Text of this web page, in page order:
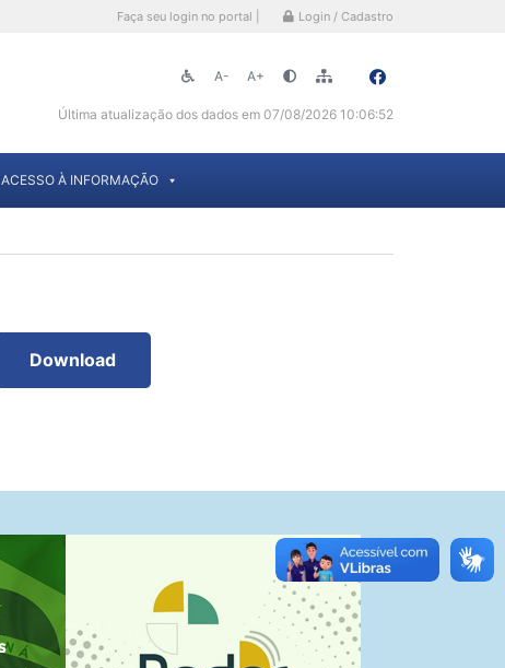
Faça seu login no portal | Login / Cadastro
A- A+
Última atualização dos dados em 07/08/2026 10:06:52
ACESSO À INFORMAÇÃO
Download